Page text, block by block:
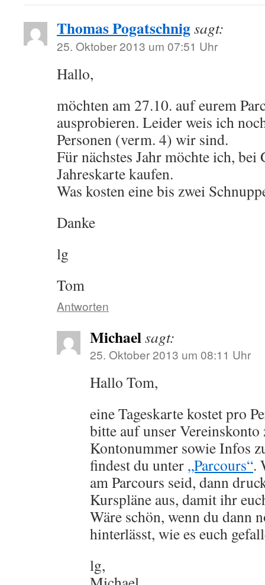
Thomas Pogatschnigsagt:
25. Oktober 2013 um 07:51 Uhr
Hallo,
möchten am 27.10. auf eurem
ausprobieren. Leider weis ich
Personen (verm. 4) wir sind.
Für nächstes Jahr möchte ich, bei
Jahreskarte kaufen.
Was kosten eine bis zwei
Danke
lg
Tom
Antworten
Michaelsagt:
25. Oktober 2013 um 08:11 Uhr
Hallo Tom,
eine Tageskarte kostet pro
bitte auf unser Vereinskonto
Kontonummer sowie Infos
findest du unter „Parcours“.
am Parcours seid, dann
Kurspläne aus, damit ihr
Wäre schön, wenn du dann
hinterlässt, wie es euch
lg,